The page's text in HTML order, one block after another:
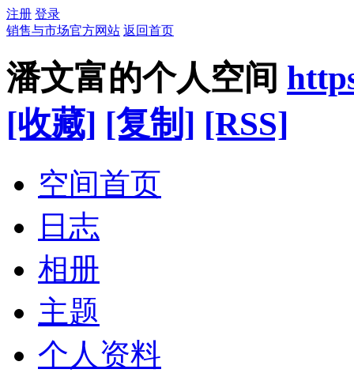
注册 登录
销售与市场官方网站 返回首页
潘文富的个人空间
[收藏] [复制] [RSS]
空间首页
日志
相册
主题
个人资料